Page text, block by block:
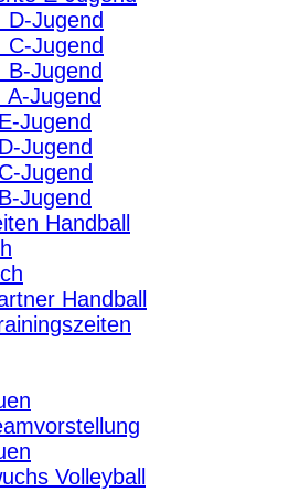
D-Jugend
C-Jugend
B-Jugend
A-Jugend
Jugend
Jugend
Jugend
Jugend
Handball
Handball
Volleyball